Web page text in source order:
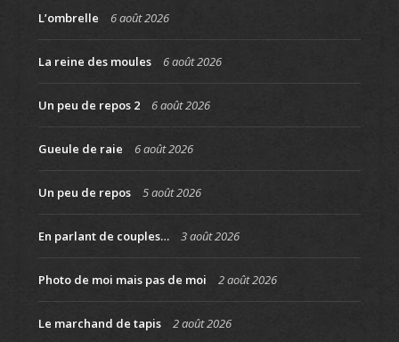
L’ombrelle 6 août 2026
La reine des moules 6 août 2026
Un peu de repos 2 6 août 2026
Gueule de raie 6 août 2026
Un peu de repos 5 août 2026
En parlant de couples… 3 août 2026
Photo de moi mais pas de moi 2 août 2026
Le marchand de tapis 2 août 2026